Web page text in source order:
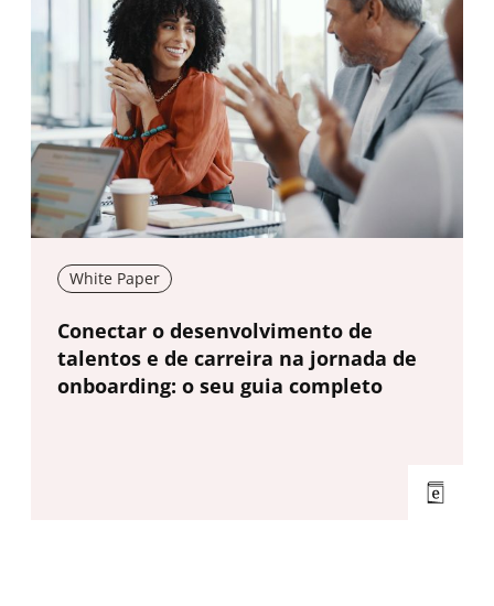
White Paper
New window
Conectar o desenvolvimento de
talentos e de carreira na jornada de
onboarding: o seu guia completo